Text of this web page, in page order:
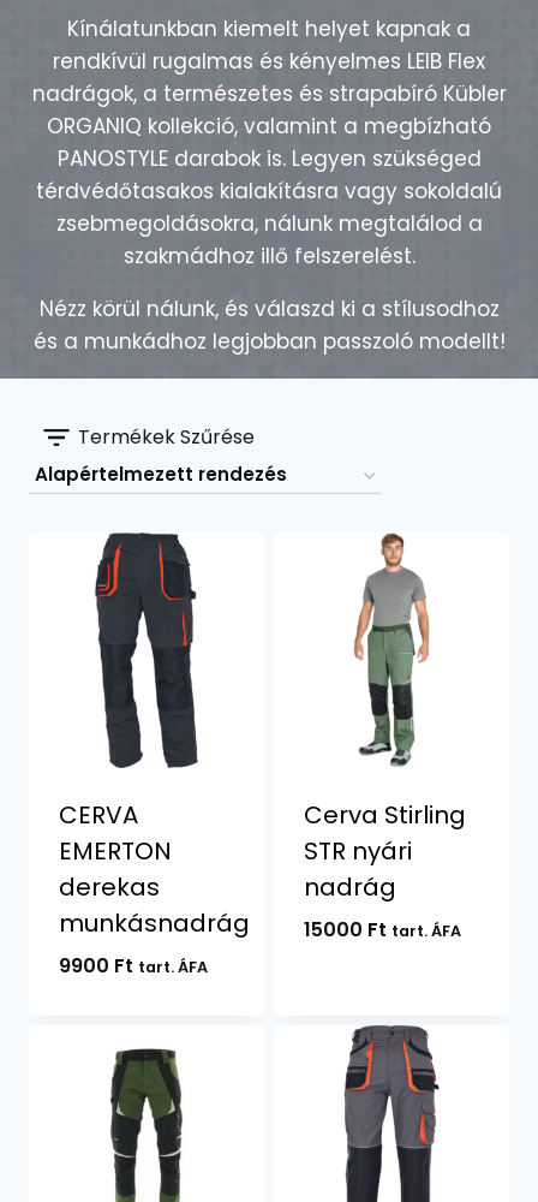
Kínálatunkban kiemelt helyet kapnak a
rendkívül rugalmas és kényelmes LEIB Flex
nadrágok, a természetes és strapabíró Kübler
ORGANIQ kollekció, valamint a megbízható
PANOSTYLE darabok is. Legyen szükséged
térdvédőtasakos kialakításra vagy sokoldalú
zsebmegoldásokra, nálunk megtalálod a
szakmádhoz illő felszerelést.
Nézz körül nálunk, és válaszd ki a stílusodhoz
és a munkádhoz legjobban passzoló modellt!
Termékek Szűrése
CERVA
EMERTON
derekas
munkásnadrág
9900 Ft tart. ÁFA
Cerva Stirling
STR nyári
nadrág
15000 Ft tart. ÁFA